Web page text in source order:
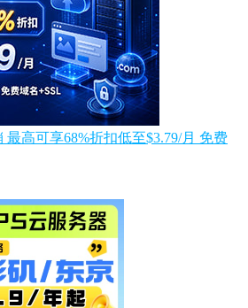
最高可享68%折扣低至$3.79/月 免费